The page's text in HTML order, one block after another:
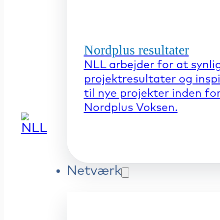
Nordplus resultater
NLL arbejder for at
projektresultater og
til nye projekter inden
Nordplus Voksen.
Netværk